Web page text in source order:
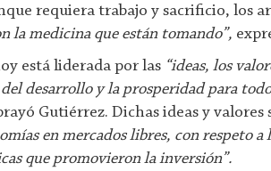
requiera trabajo y sacrificio, los
la medicina que están tomando”,
está liderada por las “ideas, los
desarrollo y la prosperidad para
Gutiérrez. Dichas ideas y valores
en mercados libres, con respeto
que promovieron la inversión”.